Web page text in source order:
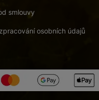
smlouvy
osobních údajů